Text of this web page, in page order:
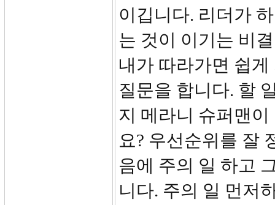
이깁니다. 리더가
는 것이 이기는 비
내가 따라가면 쉽
질문을 합니다. 할
지 메라니 슈퍼맨
요? 우선순위를 잘
음에 주의 일 하고
니다. 주의 일 먼저